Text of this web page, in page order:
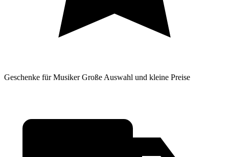
Geschenke für Musiker Große Auswahl und kleine Preise